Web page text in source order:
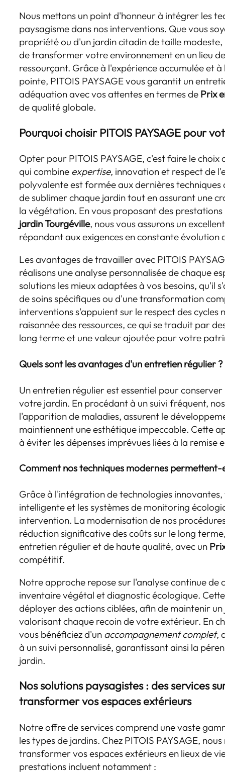
Nous mettons un point d'honneur à intégrer les
paysagisme dans nos interventions. Que vous
propriété ou d'un jardin citadin de taille
de transformer votre environnement en un lieu
ressourçant. Grâce à l'expérience accumulée et
pointe, PITOIS PAYSAGE vous garantit un
adéquation avec vos attentes en termes de Prix
de qualité globale.
Pourquoi choisir PITOIS PAYSAGE pour
Opter pour PITOIS PAYSAGE, c'est faire le
qui combine expertise, innovation et respect de
polyvalente est formée aux dernières
de sublimer chaque jardin tout en assurant une
la végétation. En vous proposant des
jardin Tourgéville, nous vous assurons un
répondant aux exigences en constante évolution
Les avantages de travailler avec PITOIS
réalisons une analyse personnalisée de chaque
solutions les mieux adaptées à vos besoins, qu'il
de soins spécifiques ou d'une transformation
interventions s'appuient sur le respect des cycles
raisonnée des ressources, ce qui se traduit par
long terme et une valeur ajoutée pour votre
Quels sont les avantages d'un entretien régulier ?
Un entretien régulier est essentiel pour
votre jardin. En procédant à un suivi fréquent,
l'apparition de maladies, assurent le
maintiennent une esthétique impeccable. Cette
à éviter les dépenses imprévues liées à la remise
Comment nos techniques modernes permettent-
Grâce à l'intégration de technologies
intelligente et les systèmes de monitoring
intervention. La modernisation de nos
réduction significative des coûts sur le long
entretien régulier et de haute qualité, avec un
compétitif.
Notre approche repose sur l'analyse continue de
inventaire végétal et diagnostic écologique.
déployer des actions ciblées, afin de maintenir
valorisant chaque recoin de votre extérieur. En
vous bénéficiez d'un accompagnement complet,
à un suivi personnalisé, garantissant ainsi la
jardin.
Nos solutions paysagistes : des services
transformer vos espaces extérieurs
Notre offre de services comprend une vaste
les types de jardins. Chez PITOIS PAYSAGE,
transformer vos espaces extérieurs en lieux de
prestations incluent notamment :